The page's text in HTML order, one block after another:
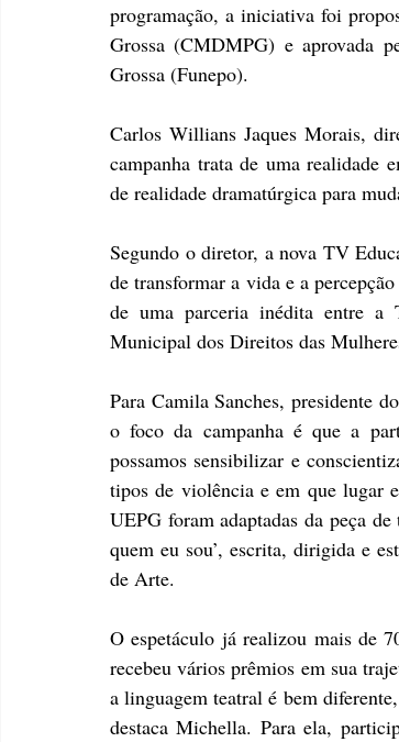
programação, a iniciativa foi
Grossa (CMDMPG) e aprovada
Grossa (Funepo).
Carlos Willians Jaques Morais,
campanha trata de uma realidade
de realidade dramatúrgica para
Segundo o diretor, a nova TV
de transformar a vida e a
de uma parceria inédita entre a
Municipal dos Direitos das
Para Camila Sanches, presidente
o foco da campanha é que a
possamos sensibilizar e
tipos de violência e em que lugar
UEPG foram adaptadas da peça
quem eu sou’, escrita, dirigida e
de Arte.
O espetáculo já realizou mais de
recebeu vários prêmios em sua
a linguagem teatral é bem
destaca Michella. Para ela,